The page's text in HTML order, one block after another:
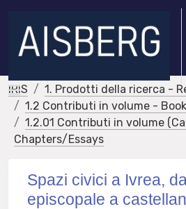
IRIS
1. Prodotti della ricerca -
1.2 Contributi in volume -
1.2.01 Contributi in volume
Chapters/Essays
Spazi civici a Ivrea,
episcopale a